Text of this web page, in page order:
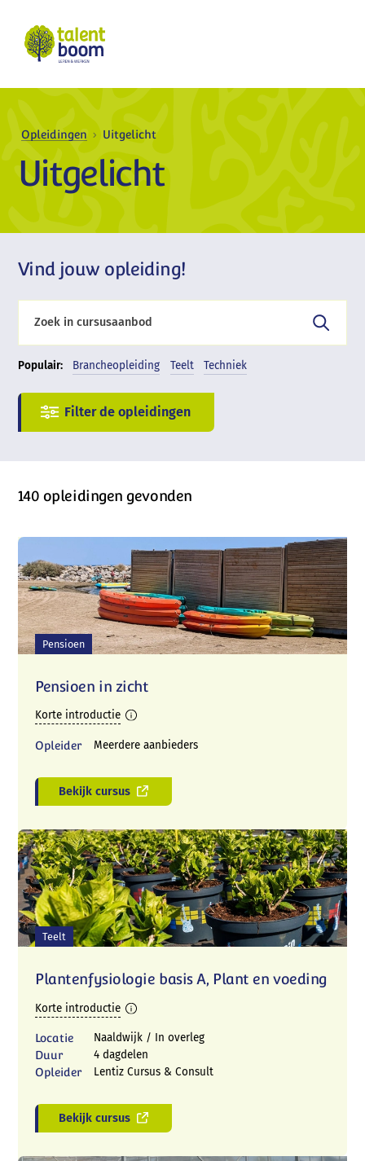
Opleidingen Uitgelicht
Uitgelicht
Vind jouw opleiding!
Populair: Brancheopleiding Teelt Techniek
140 opleidingen gevonden
Pensioen
Pensioen in zicht
Korte introductie
Opleider Meerdere aanbieders
Bekijk cursus
Teelt
Plantenfysiologie basis A, Plant en voeding
Korte introductie
Locatie
Naaldwijk / In overleg
Duur
4 dagdelen
Opleider
Lentiz Cursus & Consult
Bekijk cursus